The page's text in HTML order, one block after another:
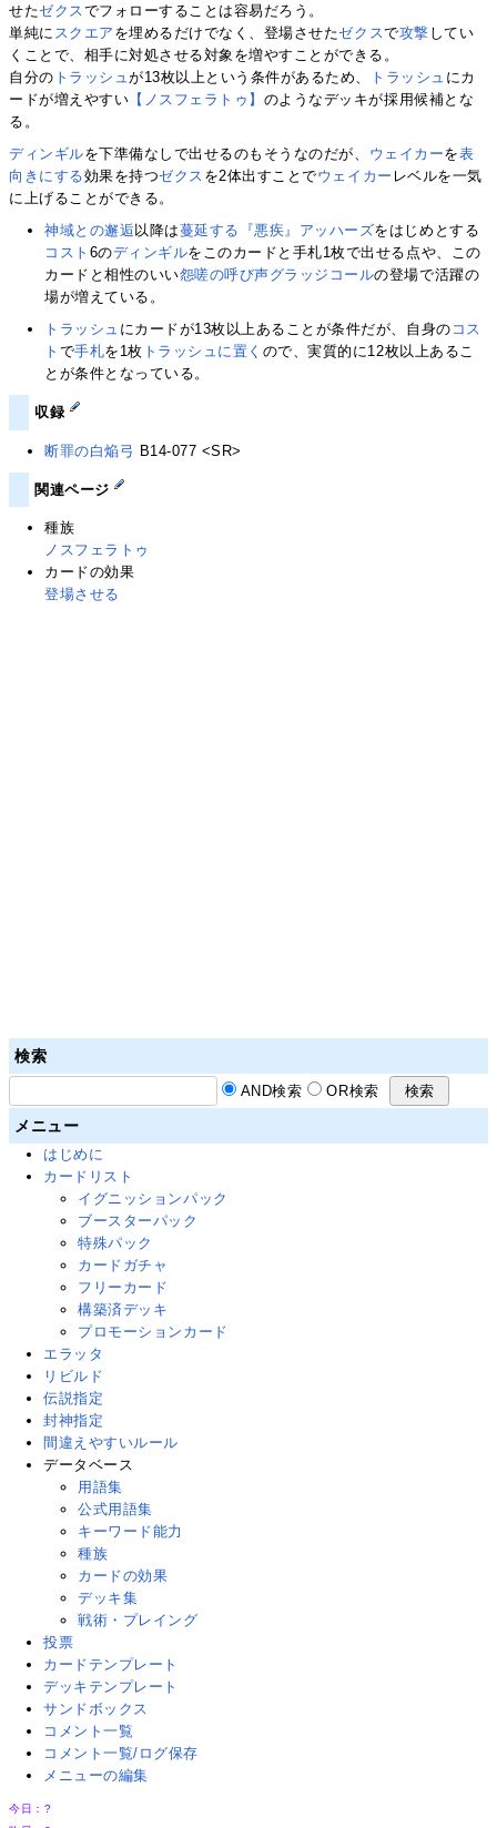
せたゼクス でフォローすることは容易だろう。
単純に スクエア を埋めるだけでなく、登場させたゼクスで攻撃 してい
くことで、相手に対処させる対象を増やすことができる。
自分の トラッシュが13枚以上という条件があるため、 トラッシュ にカ
ードが増えやすい 【ノスフェラトゥ】 のようなデッキが採用候補とな
る。
ディンギルを下準備なしで出せるのもそうなのだが、 ウェイカーを表
向きにする効果を持つゼクス を2体出すことでウェイカー レベルを一気
に上げることができる。
神域との邂逅 以降は蔓延する『悪疾』アッハーズをはじめとする
コスト 6のディンギルをこのカードと手札1枚で出せる点や、この
カードと相性のいい怨嗟の呼び声グラッジコールの登場で活躍の
場が増えている。
トラッシュ にカードが13枚以上あることが条件だが、自身の コス
ト で手札を1枚 トラッシュに置く ので、実質的に12枚以上あるこ
とが条件となっている。
収録
断罪の白焔弓 B14-077 <SR>
関連ページ
種族
ノスフェラトゥ
カードの効果
登場させる
検索
AND検索 OR検索
メニュー
はじめに
カードリスト
イグニッションパック
ブースターパック
特殊パック
カードガチャ
フリーカード
構築済デッキ
プロモーションカード
エラッタ
リビルド
伝説指定
封神指定
間違えやすいルール
データベース
用語集
公式用語集
キーワード能力
種族
カードの効果
デッキ集
戦術・プレイング
投票
カードテンプレート
デッキテンプレート
サンドボックス
コメント一覧
コメント一覧/ログ保存
メニューの編集
今日： ?